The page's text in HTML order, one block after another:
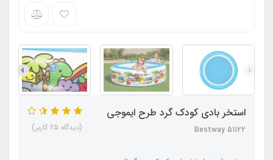
استخر بادی کودک گرد طرح ایموجی
Bestway 51122 (دیدگاه 25 کاربر)